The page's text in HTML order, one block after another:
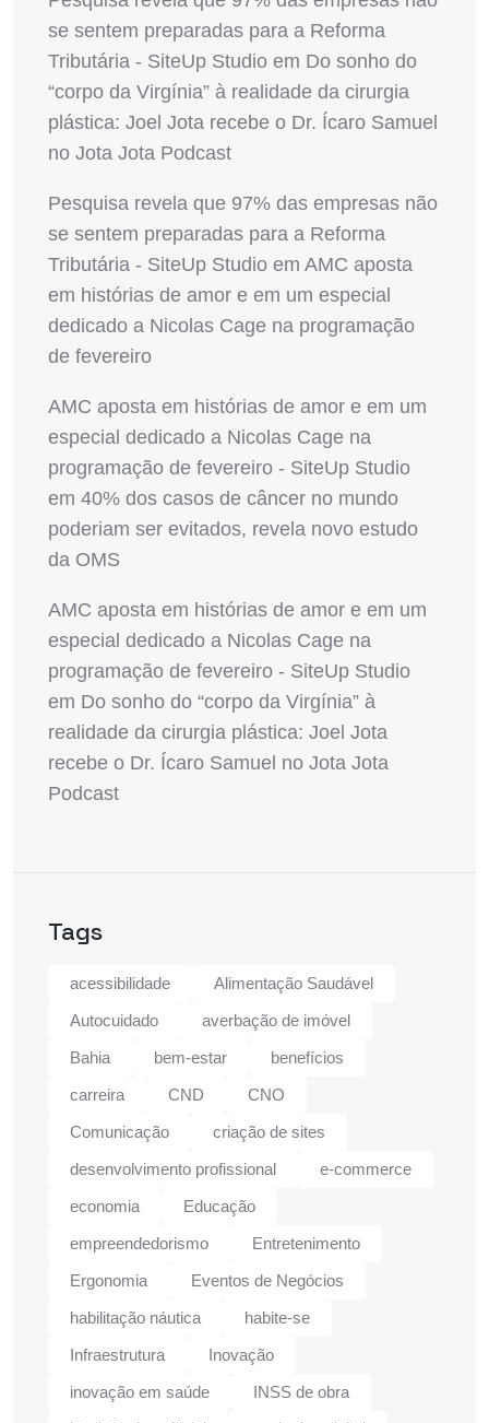
se sentem preparadas para a Reforma
Tributária - SiteUp Studio em Do sonho do
“corpo da Virgínia” à realidade da cirurgia
plástica: Joel Jota recebe o Dr. Ícaro Samuel
no Jota Jota Podcast
Pesquisa revela que 97% das empresas não
se sentem preparadas para a Reforma
Tributária - SiteUp Studio em AMC aposta
em histórias de amor e em um especial
dedicado a Nicolas Cage na programação
de fevereiro
AMC aposta em histórias de amor e em um
especial dedicado a Nicolas Cage na
programação de fevereiro - SiteUp Studio
em 40% dos casos de câncer no mundo
poderiam ser evitados, revela novo estudo
da OMS
AMC aposta em histórias de amor e em um
especial dedicado a Nicolas Cage na
programação de fevereiro - SiteUp Studio
em Do sonho do “corpo da Virgínia” à
realidade da cirurgia plástica: Joel Jota
recebe o Dr. Ícaro Samuel no Jota Jota
Podcast
Tags
acessibilidade
Alimentação Saudável
Autocuidado
averbação de imóvel
Bahia
bem-estar
benefícios
carreira
CND
CNO
Comunicação
criação de sites
desenvolvimento profissional
e-commerce
economia
Educação
empreendedorismo
Entretenimento
Ergonomia
Eventos de Negócios
habilitação náutica
habite-se
Infraestrutura
Inovação
inovação em saúde
INSS de obra